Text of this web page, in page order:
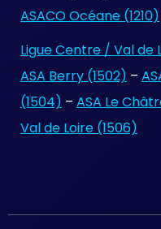
ASACO Océane (1210)
Ligue Centre / Val de
ASA Berry (1502) –
(1504) – ASA Le
Val de Loire (1506)